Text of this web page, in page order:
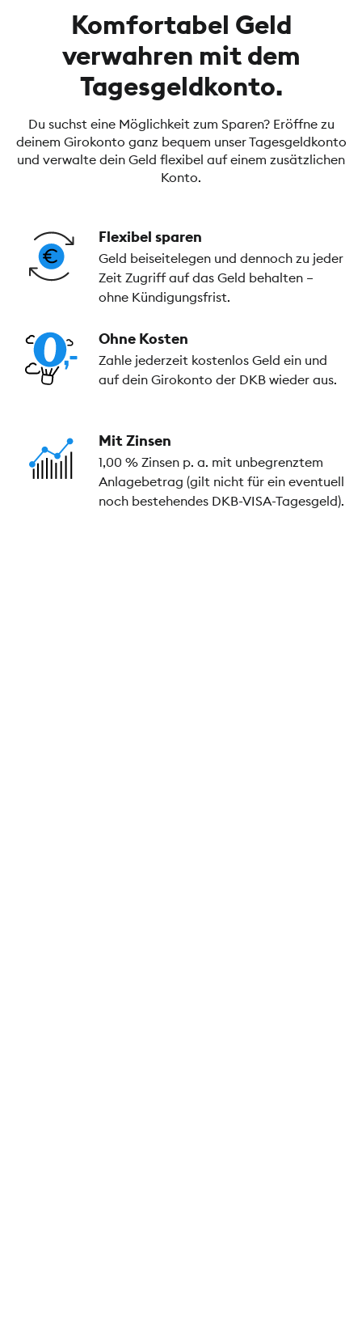
Komfortabel Geld
verwahren mit dem
Tagesgeldkonto.
Du suchst eine Möglichkeit zum Sparen? Eröffne zu
deinem Girokonto ganz bequem unser Tagesgeldkonto
und verwalte dein Geld flexibel auf einem zusätzlichen
Konto.
Flexibel sparen
Geld beiseitelegen und dennoch zu jeder
Zeit Zugriff auf das Geld behalten –
ohne Kündigungsfrist.
Ohne Kosten
Zahle jederzeit kostenlos Geld ein und
auf dein Girokonto der DKB wieder aus.
Mit Zinsen
1,00 % Zinsen p. a. mit unbegrenztem
Anlagebetrag (gilt nicht für ein eventuell
noch bestehendes DKB-VISA-Tagesgeld).